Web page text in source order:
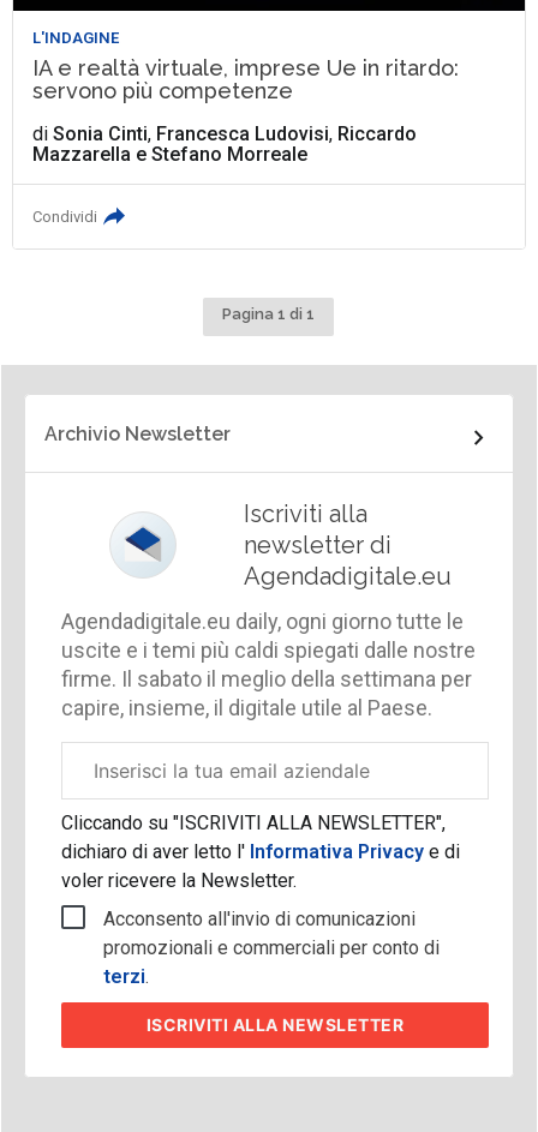
L'INDAGINE
IA e realtà virtuale, imprese Ue in ritardo:
servono più competenze
diSonia Cinti, Francesca Ludovisi, Riccardo
Mazzarella eStefano Morreale
Condividi
Pagina 1 di 1
Archivio Newsletter
Iscriviti alla
newsletter di
Agendadigitale.eu
Agendadigitale.eu daily, ogni giorno tutte le
uscite e i temi più caldi spiegati dalle nostre
firme. Il sabato il meglio della settimana per
capire, insieme, il digitale utile al Paese.
aziendale
Cliccando su "ISCRIVITI ALLA NEWSLETTER",
dichiaro di aver letto l'Informativa Privacy e di
voler ricevere la Newsletter.
Acconsento all'invio di comunicazioni
promozionali e commerciali per conto di
terzi.
ISCRIVITI ALLA NEWSLETTER